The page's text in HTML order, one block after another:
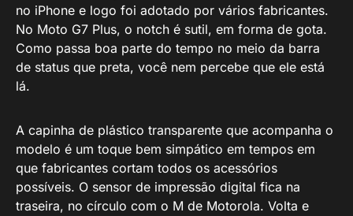
no iPhone e logo foi adotado por vários fabricantes.
No Moto G7 Plus, o notch é sutil, em forma de gota.
Como passa boa parte do tempo no meio da barra
de status que preta, você nem percebe que ele está
lá.
A capinha de plástico transparente que acompanha o
modelo é um toque bem simpático em tempos em
que fabricantes cortam todos os acessórios
possíveis. O sensor de impressão digital fica na
traseira, no círculo com o M de Motorola. Volta e